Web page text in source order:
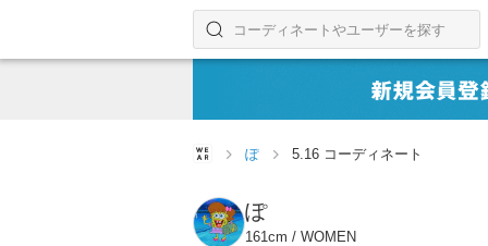
コーディネートやユーザーを探す
検索する
ぽ 5.16 コーディネート
ぽ
161cm / WOMEN